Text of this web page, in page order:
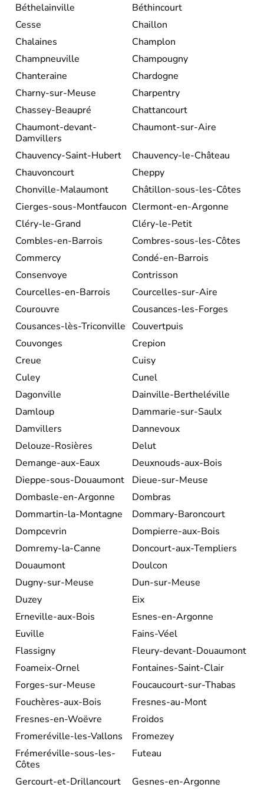
Béthelainville
Béthincourt
Cesse
Chaillon
Chalaines
Champlon
Champneuville
Champougny
Chanteraine
Chardogne
Charny-sur-Meuse
Charpentry
Chassey-Beaupré
Chattancourt
Chaumont-devant-
Damvillers
Chaumont-sur-Aire
Chauvency-Saint-Hubert
Chauvency-le-Château
Chauvoncourt
Cheppy
Chonville-Malaumont
Châtillon-sous-les-Côtes
Cierges-sous-Montfaucon Clermont-en-Argonne
Cléry-le-Grand
Cléry-le-Petit
Combles-en-Barrois
Combres-sous-les-Côtes
Commercy
Condé-en-Barrois
Consenvoye
Contrisson
Courcelles-en-Barrois
Courcelles-sur-Aire
Courouvre
Cousances-les-Forges
Cousances-lès-Triconville Couvertpuis
Couvonges
Crepion
Creue
Cuisy
Culey
Cunel
Dagonville
Dainville-Bertheléville
Damloup
Dammarie-sur-Saulx
Damvillers
Dannevoux
Delouze-Rosières
Delut
Demange-aux-Eaux
Deuxnouds-aux-Bois
Dieppe-sous-Douaumont
Dieue-sur-Meuse
Dombasle-en-Argonne
Dombras
Dommartin-la-Montagne
Dommary-Baroncourt
Dompcevrin
Dompierre-aux-Bois
Domremy-la-Canne
Doncourt-aux-Templiers
Douaumont
Doulcon
Dugny-sur-Meuse
Dun-sur-Meuse
Duzey
Eix
Erneville-aux-Bois
Esnes-en-Argonne
Euville
Fains-Véel
Flassigny
Fleury-devant-Douaumont
Foameix-Ornel
Fontaines-Saint-Clair
Forges-sur-Meuse
Foucaucourt-sur-Thabas
Fouchères-aux-Bois
Fresnes-au-Mont
Fresnes-en-Woëvre
Froidos
Fromeréville-les-Vallons
Fromezey
Frémeréville-sous-les-
Côtes
Futeau
Gercourt-et-Drillancourt
Gesnes-en-Argonne